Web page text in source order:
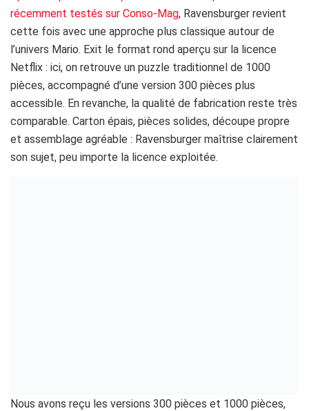
récemment testés sur Conso-Mag, Ravensburger revient
cette fois avec une approche plus classique autour de
l’univers Mario. Exit le format rond aperçu sur la licence
Netflix : ici, on retrouve un puzzle traditionnel de 1000
pièces, accompagné d’une version 300 pièces plus
accessible. En revanche, la qualité de fabrication reste très
comparable. Carton épais, pièces solides, découpe propre
et assemblage agréable : Ravensburger maîtrise clairement
son sujet, peu importe la licence exploitée.
Nous avons reçu les versions 300 pièces et 1000 pièces,